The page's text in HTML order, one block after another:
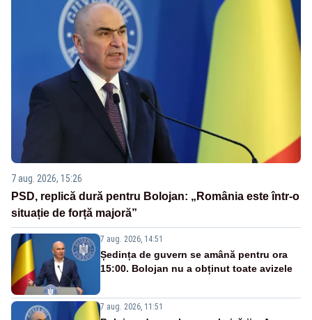
7 aug. 2026, 15:26
PSD, replică dură pentru Bolojan: „România este într-o
situație de forță majoră”
7 aug. 2026, 14:51
Ședința de guvern se amână pentru ora
15:00. Bolojan nu a obținut toate avizele
7 aug. 2026, 11:51